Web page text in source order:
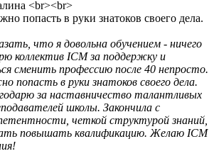
попасть в руки знатоков своего дела.
что я довольна обучением - ничего
коллектив ICM за поддержку и
сменить профессию после 40 непросто.
попасть в руки знатоков своего дела.
за наставничество талантливых
школы. Закончила с
четкой структурой знаний,
повышать квалификацию. Желаю ICM